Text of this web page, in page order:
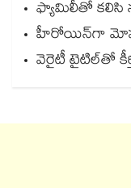
ఫ్యామిలీతో కలిసి
హీరోయిన్⁭గా
వెరైటీ టైటిల్⁭తో